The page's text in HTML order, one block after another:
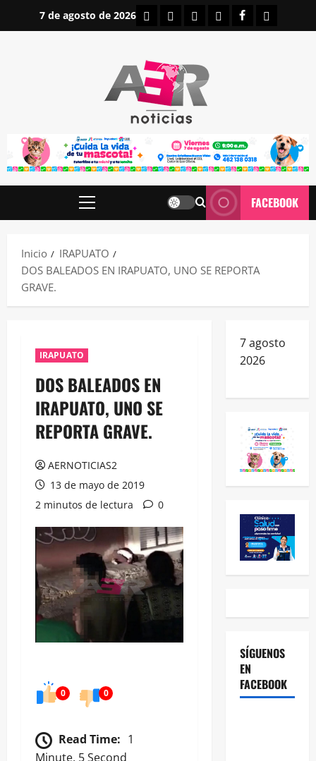
7 de agosto de 2026 INICIOIRAPUATO
ESTATALES
NACIONALES
FACEBOOK
Menú
FACEBOOK
Inicio
IRAPUATO
DOS BALEADOS EN IRAPUATO, UNO SE REPORTA
GRAVE.
IRAPUATO
DOS BALEADOS EN
IRAPUATO, UNO SE
REPORTA GRAVE.
AERNOTICIAS2
13 de mayo de 2019
2 minutos de lectura
0
0 0
Read Time: 1
Minute, 5 Second
7 agosto
2026
SÍGUENOS
EN
FACEBOOK